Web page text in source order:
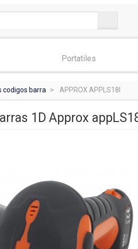
Portatiles
codigos barra APPROX APPLS18I
1D Approx